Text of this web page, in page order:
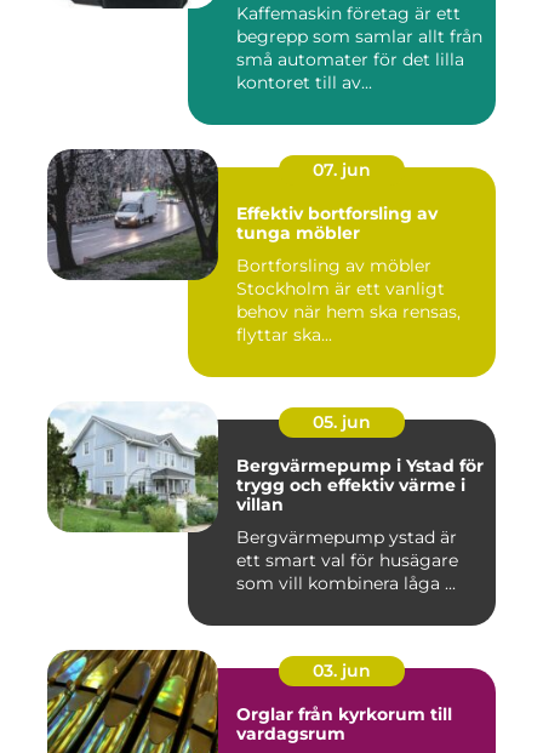
Kaffemaskin företag är ett
begrepp som samlar allt från
små automater för det lilla
kontoret till av...
07. jun
Effektiv bortforsling av
tunga möbler
Bortforsling av möbler
Stockholm är ett vanligt
behov när hem ska rensas,
flyttar ska...
05. jun
Bergvärmepump i Ystad för
trygg och effektiv värme i
villan
Bergvärmepump ystad är
ett smart val för husägare
som vill kombinera låga ...
03. jun
Orglar från kyrkorum till
vardagsrum